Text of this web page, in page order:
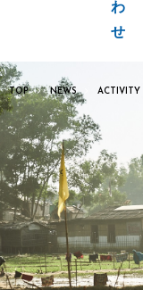
わ
せ
TOP NEWS ACTIVITY